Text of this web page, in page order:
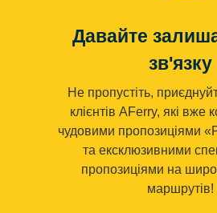
Давайте
зв'язку
Не пропустіть,
клієнтів AFerry, які вже
чудовими пропозиціями
та ексклюзивними
пропозиціями на
маршрутів!